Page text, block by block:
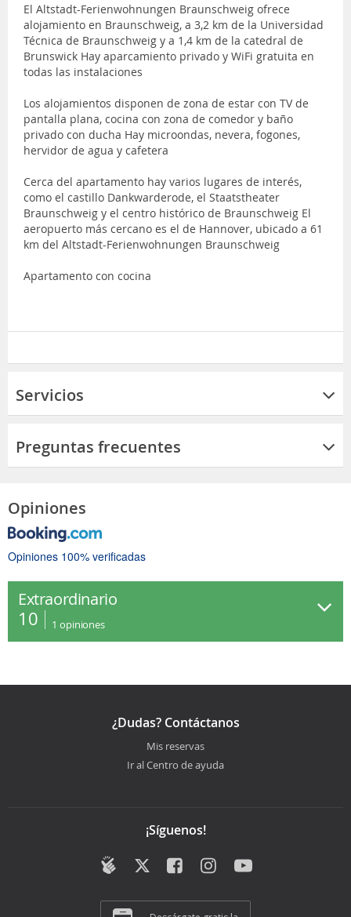
El Altstadt-Ferienwohnungen Braunschweig ofrece
alojamiento en Braunschweig, a 3,2 km de la Universidad
Técnica de Braunschweig y a 1,4 km de la catedral de
Brunswick Hay aparcamiento privado y WiFi gratuita en
todas las instalaciones
Los alojamientos disponen de zona de estar con TV de
pantalla plana, cocina con zona de comedor y baño
privado con ducha Hay microondas, nevera, fogones,
hervidor de agua y cafetera
Cerca del apartamento hay varios lugares de interés,
como el castillo Dankwarderode, el Staatstheater
Braunschweig y el centro histórico de Braunschweig El
aeropuerto más cercano es el de Hannover, ubicado a 61
km del Altstadt-Ferienwohnungen Braunschweig
Apartamento con cocina
Servicios
Preguntas frecuentes
Opiniones
Opiniones 100% verificadas
Extraordinario
10 1 opiniones
¿Dudas? Contáctanos
Mis reservas
Ir al Centro de ayuda
¡Síguenos!